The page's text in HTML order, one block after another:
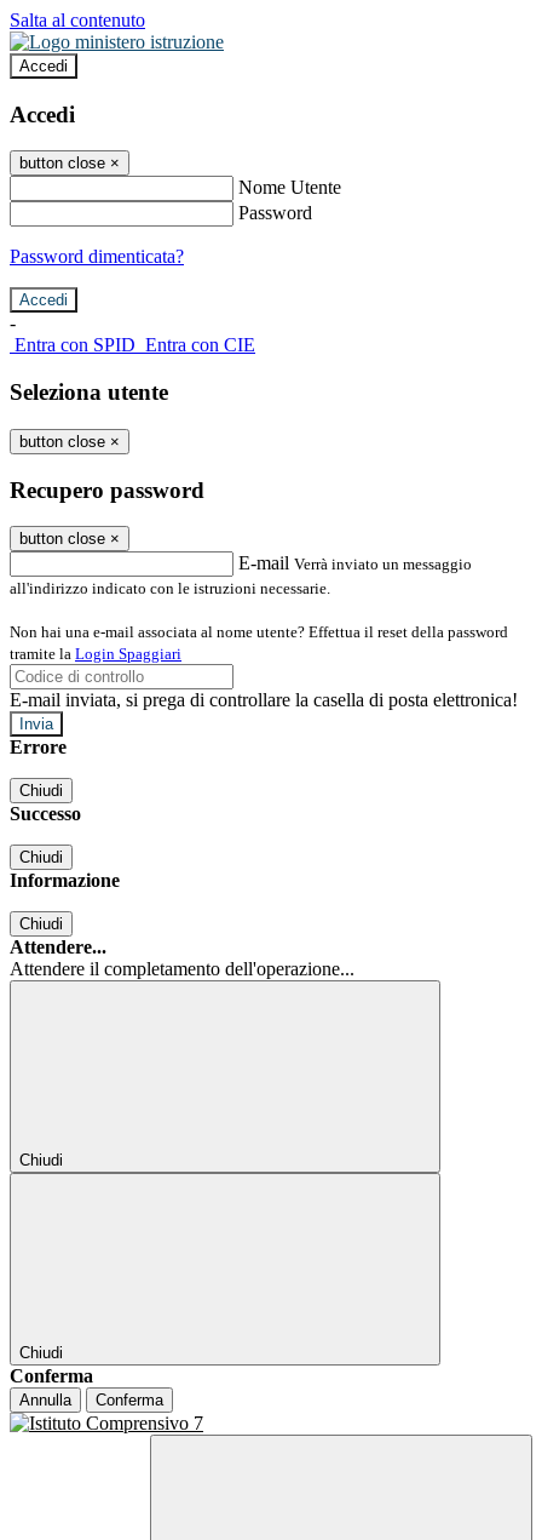
Salta al contenuto
Accedi
Accedi
button close ×
Nome Utente
Password
Password dimenticata?
-
Entra con SPID Entra con CIE
Seleziona utente
button close ×
Recupero password
button close ×
E-mail Verrà inviato un messaggio
all'indirizzo indicato con le istruzioni necessarie.
Non hai una e-mail associata al nome utente? Effettua il reset della password
tramite la Login Spaggiari
E-mail inviata, si prega di controllare la casella di posta elettronica!
Errore
Chiudi
Successo
Chiudi
Informazione
Chiudi
Attendere...
Attendere il completamento dell'operazione...
Chiudi
Chiudi
Conferma
Annulla Conferma